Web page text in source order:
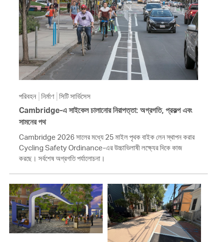
পরিবহন নির্মাণ সিটি সার্ভিসেস
Cambridge-এ সাইকেল চালানোর নিরাপত্তা: অগ্রগতি, প্রকল্প এবং
সামনের পথ
Cambridge 2026 সালের মধ্যে 25 মাইল পৃথক বাইক লেন স্থাপন করার
Cycling Safety Ordinance-এর উচ্চাভিলাষী লক্ষ্যের দিকে কাজ
করছে। সর্বশেষ অগ্রগতি পর্যালোচনা।